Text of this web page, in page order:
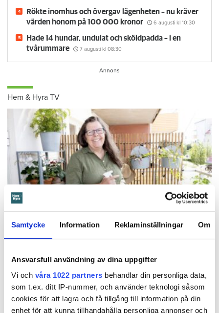
Samtycke Information Reklaminställningar Om
Ansvarsfull användning av dina uppgifter
Vi och våra 1022 partners behandlar din personliga data,
som t.ex. ditt IP-nummer, och använder teknologi såsom
cookies för att lagra och få tillgång till information på din
enhet för att kunna tillhandahålla personliga annonser och
Rökte inomhus och övergav lägenheten – nu kräver
värden honom på 100 000 kronor
6 augusti kl 10:30
Hade 14 hundar, undulat och sköldpadda – i en
tvårummare
7 augusti kl 08:30
Hem & Hyra TV
balkongen: ”God gärning”
Aromatiska örter, krispig sallad och årets första gurkor. När
midsommar nalkas plockar Susanne Granlund allsköns grönt i den
lilla köksträdgården på balkongen.